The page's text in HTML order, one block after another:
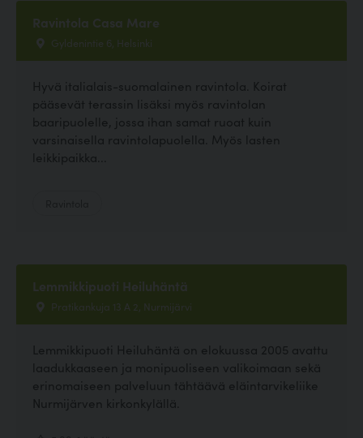
Ravintola Casa Mare
Gyldenintie 6, Helsinki
Hyvä italialais-suomalainen ravintola. Koirat
pääsevät terassin lisäksi myös ravintolan
baaripuolelle, jossa ihan samat ruoat kuin
varsinaisella ravintolapuolella. Myös lasten
leikkipaikka...
Lemmikkipuoti Heiluhäntä
Pratikankuja 13 A 2, Nurmijärvi
Lemmikkipuoti Heiluhäntä on elokuussa 2005 avattu
laadukkaaseen ja monipuoliseen valikoimaan sekä
erinomaiseen palveluun tähtäävä eläintarvikeliike
Nurmijärven kirkonkylällä.